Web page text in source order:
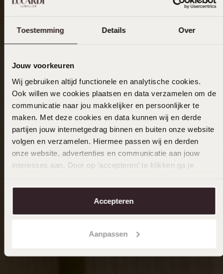
Toestemming Details Over
Jouw voorkeuren
Wij gebruiken altijd functionele en analytische cookies.
Ook willen we cookies plaatsen en data verzamelen om de
communicatie naar jou makkelijker en persoonlijker te
maken. Met deze cookies en data kunnen wij en derde
partijen jouw internetgedrag binnen en buiten onze website
volgen en verzamelen. Hiermee passen wij en derden
onze website, advertenties en communicatie aan jouw
interesses aan. Door op ‘accepteren’ te klikken ga je
aanpassen. Lees er meer over in onscookiebeleid.
Accepteren
Aanpassen